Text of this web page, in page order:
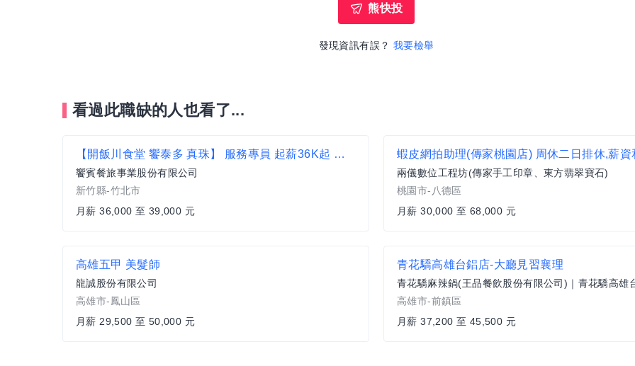
熊快投
發現資訊有誤？ 我要檢舉
看過此職缺的人也看了...
【開飯川食堂 饗泰多 真珠】 服務專員 起薪36K起 歡迎無經驗者加入【竹北市】
饗賓餐旅事業股份有限公司
新竹縣-竹北市
月薪 36,000 至 39,000 元
兩儀數位工程坊(傳家手工印章、東方翡翠寶石)
桃園市-八德區
月薪 30,000 至 68,000 元
高雄五甲 美髮師
龍誠股份有限公司
高雄市-鳳山區
月薪 29,500 至 50,000 元
青花驕高雄台鋁店-大廳見習襄理
青花驕麻辣鍋(王品餐飲股份有限公司)｜青花驕高雄
高雄市-前鎮區
月薪 37,200 至 45,500 元